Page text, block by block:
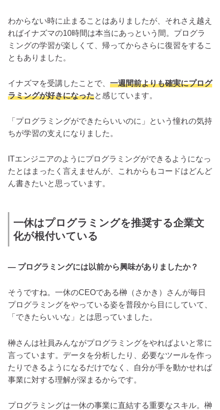
わからない時に止まることはありましたが、それさえ越え
ればイナズマの10時間は本当にあっという間。プログラ
ミングの学習が楽しくて、帰ってからさらに復習をするこ
ともありました。
イナズマを受講したことで、 一週間前よりも確実にプログ
ラミングが好きになったと感じています。
「プログラミングができたらいいのに」という憧れの気持
ちが学習の支えになりました。
ITエンジニアのようにプログラミングができるようになっ
たとはまったく言えませんが、これからもコードはどんど
ん書きたいと思っています。
一休はプログラミングを推奨する企業文
化が根付いている
— プログラミングには以前から興味がありましたか？
そうですね。一休のCEOである榊（さかき）さんが毎日
プログラミングをやっている姿を普段から目にしていて、
「できたらいいな」とは思っていました。
榊さんは社員みんながプログラミングをやればよいと常に
言っています。データを分析したり、必要なツールを作っ
たりできるようになるだけでなく、自分が手を動かせれば
事業に対する理解が深まるからです。
プログラミングは一休の事業に直結する重要なスキル。榊